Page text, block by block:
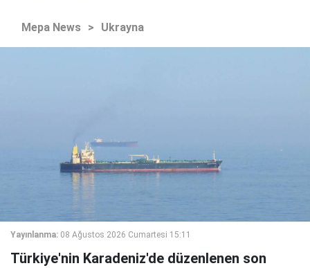
Mepa News > Ukrayna
Yayınlanma: 08 Ağustos 2026 Cumartesi 15:11
Türkiye'nin Karadeniz'de düzenlenen son